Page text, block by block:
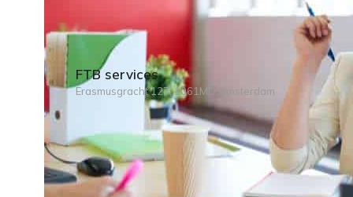
FTB services
Erasmusgracht 127, 1061MD Amsterdam